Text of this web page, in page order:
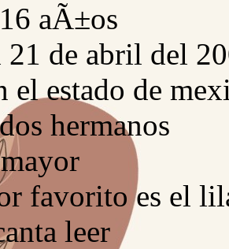
aÃ±os
21 de abril del
el estado de
hermanos
favorito es el
leer